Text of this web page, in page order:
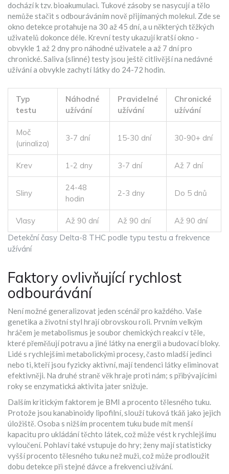
dochází k tzv. bioakumulaci. Tukové zásoby se nasycují a tělo
nemůže stačit s odbouráváním nově přijímaných molekul. Zde se
okno detekce protahuje na 30 až 45 dní, a u některých těžkých
uživatelů dokonce déle. Krevní testy ukazují kratší okno -
obvykle 1 až 2 dny pro náhodné uživatele a až 7 dní pro
chronické. Saliva (slinné) testy jsou ještě citlivější na nedávné
užívání a obvykle zachytí látky do 24-72 hodin.
Detekční časy Delta-8 THC podle typu testu a frekvence
užívání
Typ
testu
Náhodné
užívání
Pravidelné
užívání
Chronické
užívání
Moč
(urinaliza)
3-7 dní 15-30 dní 30-90+ dní
Krev 1-2 dny 3-7 dní Až 7 dní
Sliny
24-48
hodin
2-3 dny Do 5 dnů
Vlasy Až 90 dní Až 90 dní Až 90 dní
Faktory ovlivňující rychlost
odbourávání
Není možné generalizovat jeden scénář pro každého. Vaše
genetika a životní styl hrají obrovskou roli. Prvním velkým
hráčem je metabolismus je soubor chemických reakcí v těle,
které přeměňují potravu a jiné látky na energii a budovací bloky.
Lidé s rychlejšími metabolickými procesy, často mladší jedinci
nebo ti, kteří jsou fyzicky aktivní, mají tendenci látky eliminovat
efektivněji. Na druhé straně věk hraje proti nám; s přibývajícími
roky se enzymatická aktivita jater snižuje.
Dalším kritickým faktorem je BMI a procento tělesného tuku.
Protože jsou kanabinoidy lipofilní, slouží tuková tkáň jako jejich
úložiště. Osoba s nižším procentem tuku bude mít menší
kapacitu pro ukládání těchto látek, což může vést k rychlejšímu
vyloučení. Pohlaví také vstupuje do hry; ženy mají statisticky
vyšší procento tělesného tuku než muži, což může prodloužit
dobu detekce při stejné dávce a frekvenci užívání.